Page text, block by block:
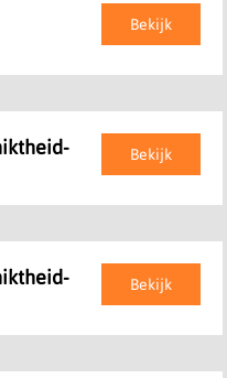
Bekijk
Bekijk
Bekijk